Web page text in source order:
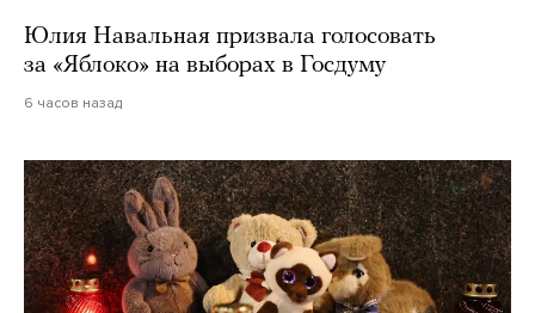
Юлия Навальная призвала голосовать
за «Яблоко» на выборах в Госдуму
6 часов назад